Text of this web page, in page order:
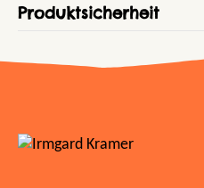
Produktsicherheit